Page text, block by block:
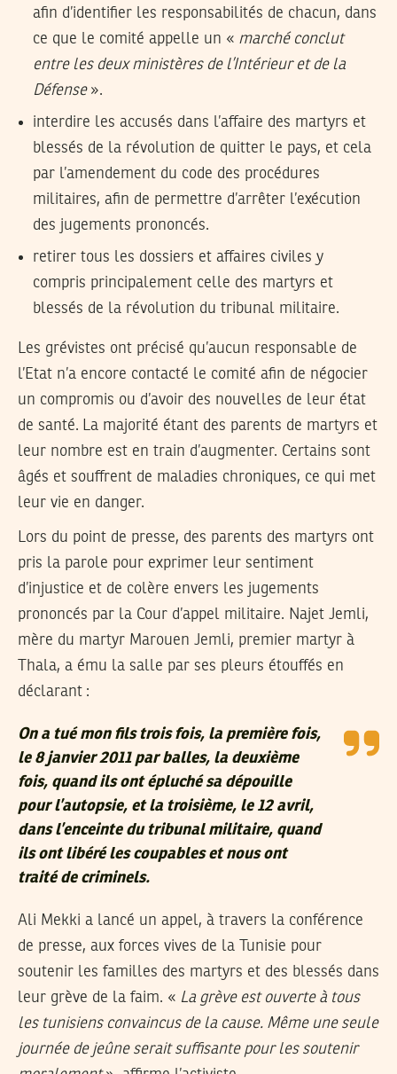
afin d’identifier les responsabilités de chacun, dans
ce que le comité appelle un « marché conclut
entre les deux ministères de l’Intérieur et de la
Défense».
interdire les accusés dans l’affaire des martyrs et
blessés de la révolution de quitter le pays, et cela
par l’amendement du code des procédures
militaires, afin de permettre d’arrêter l’exécution
des jugements prononcés.
retirer tous les dossiers et affaires civiles y
compris principalement celle des martyrs et
blessés de la révolution du tribunal militaire.
Les grévistes ont précisé qu’aucun responsable de
l’Etat n’a encore contacté le comité afin de négocier
un compromis ou d’avoir des nouvelles de leur état
de santé. La majorité étant des parents de martyrs et
leur nombre est en train d’augmenter. Certains sont
âgés et souffrent de maladies chroniques, ce qui met
leur vie en danger.
Lors du point de presse, des parents des martyrs ont
pris la parole pour exprimer leur sentiment
d’injustice et de colère envers les jugements
prononcés par la Cour d’appel militaire. Najet Jemli,
mère du martyr Marouen Jemli, premier martyr à
Thala, a ému la salle par ses pleurs étouffés en
déclarant :
On a tué mon fils trois fois, la première fois,
le 8 janvier 2011 par balles, la deuxième
fois, quand ils ont épluché sa dépouille
pour l’autopsie, et la troisième, le 12 avril,
dans l’enceinte du tribunal militaire, quand
ils ont libéré les coupables et nous ont
traité de criminels.
Ali Mekki a lancé un appel, à travers la conférence
de presse, aux forces vives de la Tunisie pour
soutenir les familles des martyrs et des blessés dans
leur grève de la faim. « La grève est ouverte à tous
les tunisiens convaincus de la cause. Même une seule
journée de jeûne serait suffisante pour les soutenir